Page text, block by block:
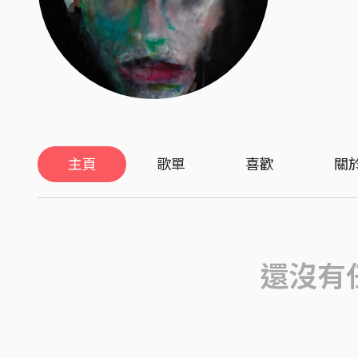
主頁 歌單 喜歡 關
還沒有